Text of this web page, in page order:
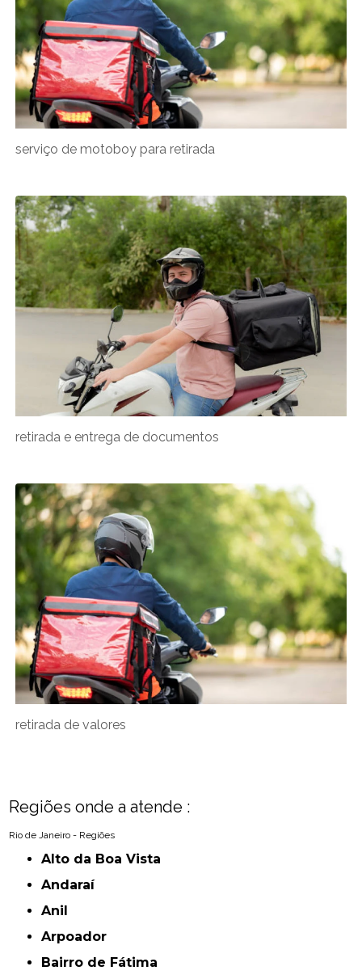
serviço de motoboy para retirada
retirada e entrega de documentos
retirada de valores
Regiões onde a atende :
Rio de Janeiro - Regiões
Alto da Boa Vista
Andaraí
Anil
Arpoador
Bairro de Fátima